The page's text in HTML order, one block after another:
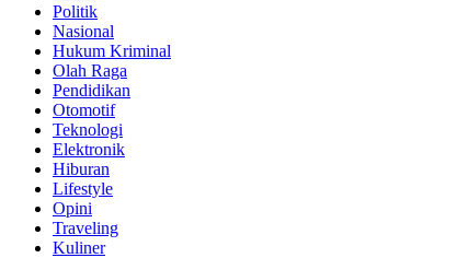
Politik
Nasional
Hukum Kriminal
Olah Raga
Pendidikan
Otomotif
Teknologi
Elektronik
Hiburan
Lifestyle
Opini
Traveling
Kuliner